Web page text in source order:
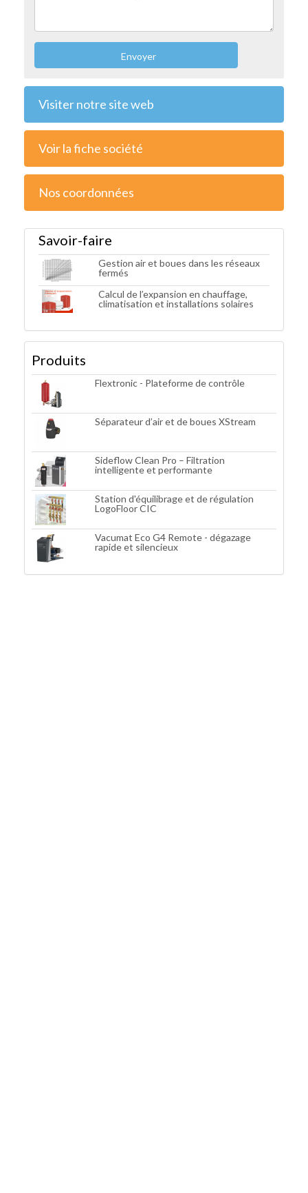
Envoyer
Visiter notre site web
Voir la fiche société
Nos coordonnées
Savoir-faire
Gestion air et boues dans les réseaux
fermés
Calcul de l’expansion en chauffage,
climatisation et installations solaires
Produits
Flextronic - Plateforme de contrôle
Séparateur d’air et de boues XStream
Sideflow Clean Pro – Filtration
intelligente et performante
Station d'équilibrage et de régulation
LogoFloor CIC
Vacumat Eco G4 Remote - dégazage
rapide et silencieux